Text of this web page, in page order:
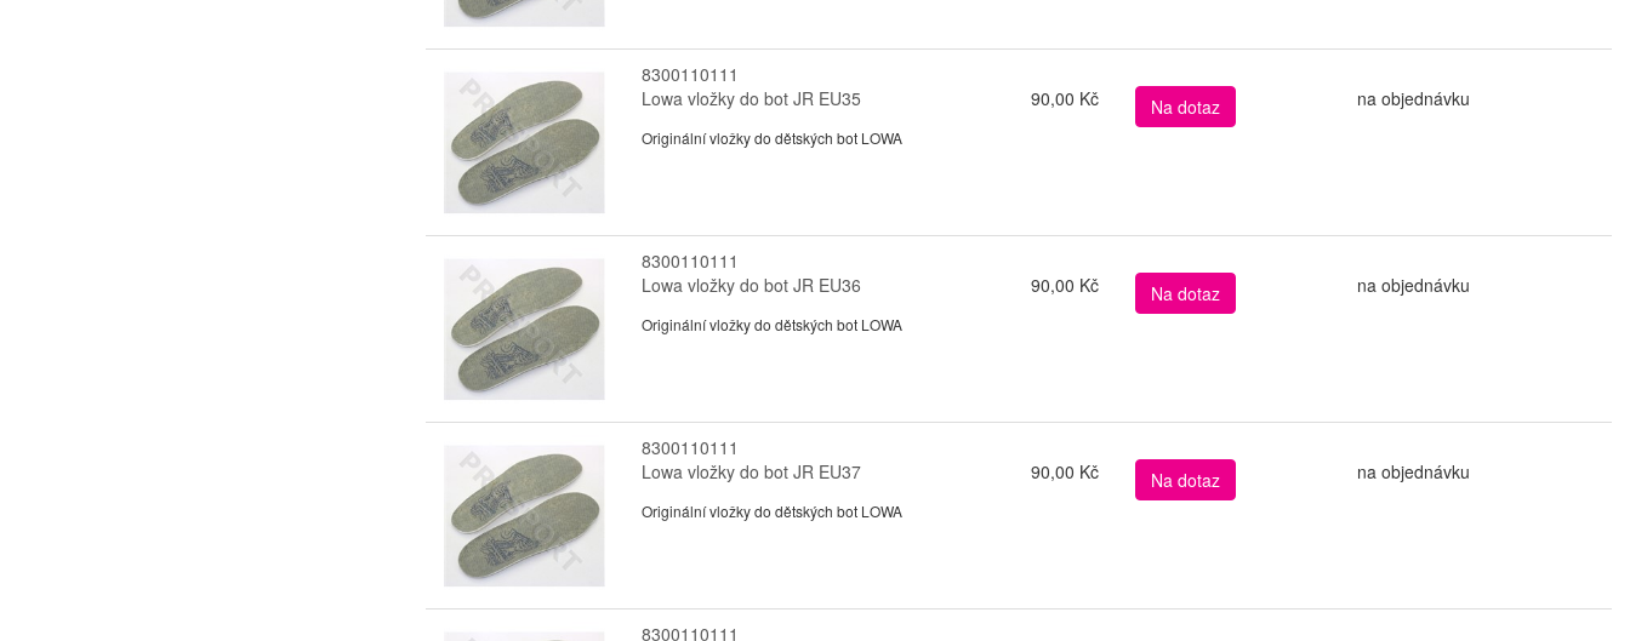
8300110111
Lowa vložky do bot JR EU35
90,00 Kč Na dotaz na objednávku
Originální vložky do dětských bot LOWA
8300110111
Lowa vložky do bot JR EU36
90,00 Kč Na dotaz na objednávku
Originální vložky do dětských bot LOWA
8300110111
Lowa vložky do bot JR EU37
90,00 Kč Na dotaz na objednávku
Originální vložky do dětských bot LOWA
8300110111